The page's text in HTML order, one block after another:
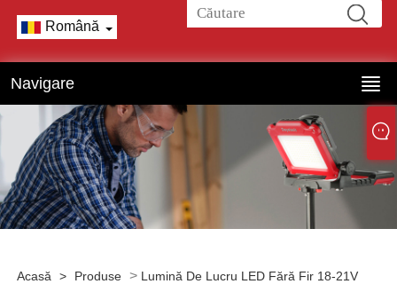
Română
Navigare
Acasă > Produse > Lumină De Lucru LED Fără Fir 18-21V